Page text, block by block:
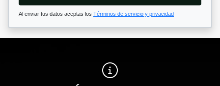
Al enviar tus datos aceptas los Términos de servicio y privacidad